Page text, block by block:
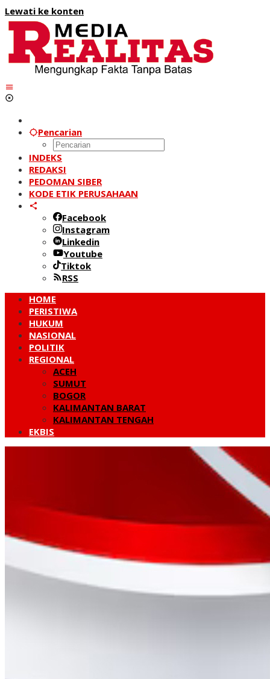
Lewati ke konten
Pencarian
INDEKS
REDAKSI
PEDOMAN SIBER
KODE ETIK PERUSAHAAN
Facebook
Instagram
Linkedin
Youtube
Tiktok
RSS
HOME
PERISTIWA
HUKUM
NASIONAL
POLITIK
REGIONAL
ACEH
SUMUT
BOGOR
KALIMANTAN BARAT
KALIMANTAN TENGAH
EKBIS